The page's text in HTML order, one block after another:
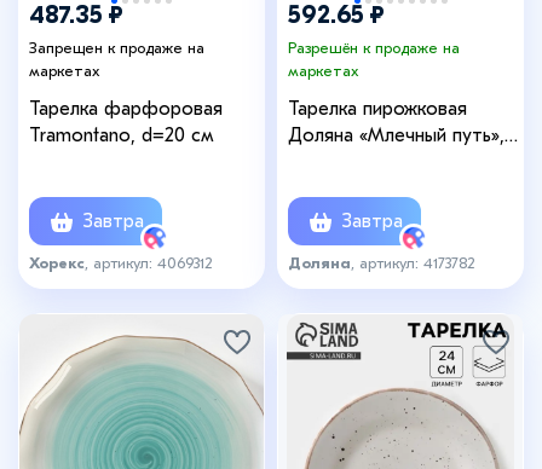
487.35 ₽
Запрещен к продаже на
маркетах
Тарелка фарфоровая
Tramontano, d=20 см
Завтра
Хорекс , артикул: 4069312
592.65 ₽
Разрешён к продаже на
маркетах
Тарелка пирожковая
Доляна «Млечный путь»,
Завтра
Доляна , артикул: 4173782